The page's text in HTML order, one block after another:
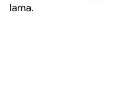
lama.